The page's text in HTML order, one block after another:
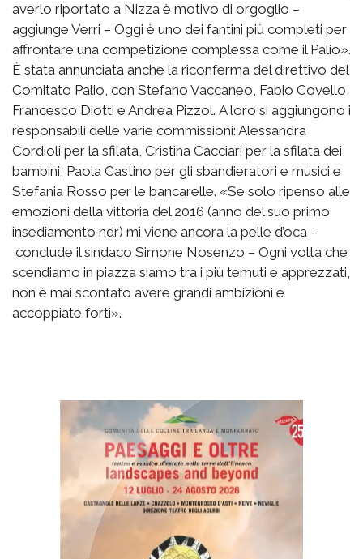
averlo riportato a Nizza è motivo di orgoglio –
aggiunge Verri – Oggi è uno dei fantini più completi per
affrontare una competizione complessa come il Palio».
È stata annunciata anche la riconferma del direttivo del
Comitato Palio, con Stefano Vaccaneo, Fabio Covello,
Francesco Diotti e Andrea Pizzol. A loro si aggiungono i
responsabili delle varie commissioni: Alessandra
Cordioli per la sfilata, Cristina Cacciari per la sfilata dei
bambini, Paola Castino per gli sbandieratori e musici e
Stefania Rosso per le bancarelle. «Se solo ripenso alle
emozioni della vittoria del 2016 (anno del suo primo
insediamento ndr) mi viene ancora la pelle d’oca –
conclude il sindaco Simone Nosenzo – Ogni volta che
scendiamo in piazza siamo tra i più temuti e apprezzati,
non è mai scontato avere grandi ambizioni e
accoppiate forti».